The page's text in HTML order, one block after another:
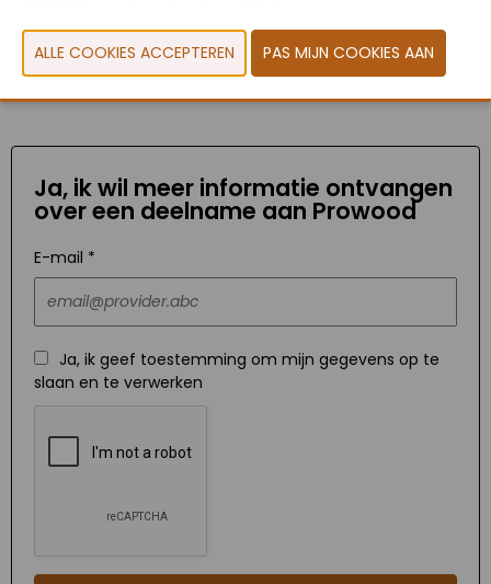
Ja, ik wil meer informatie ontvangen
over een deelname aan Prowood
E-mail *
Ja, ik geef toestemming om mijn gegevens op te
slaan en te verwerken